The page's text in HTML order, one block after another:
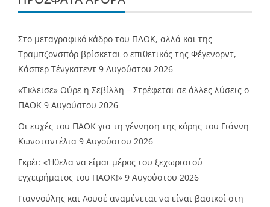
Στο μεταγραφικό κάδρο του ΠΑΟΚ, αλλά και της
Τραμπζονσπόρ βρίσκεται ο επιθετικός της Φέγενορντ,
Κάσπερ Τένγκστεντ 9 Αυγούστου 2026
«Έκλεισε» Ούρε η Σεβίλλη – Στρέφεται σε άλλες λύσεις ο
ΠΑΟΚ 9 Αυγούστου 2026
Οι ευχές του ΠΑΟΚ για τη γέννηση της κόρης του Γιάννη
Κωνσταντέλια 9 Αυγούστου 2026
Γκρέι: «Ήθελα να είμαι μέρος του ξεχωριστού
εγχειρήματος του ΠΑΟΚ!» 9 Αυγούστου 2026
Γιαννούλης και Λουσέ αναμένεται να είναι βασικοί στη